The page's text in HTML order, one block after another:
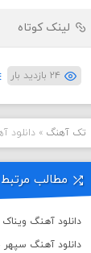
لینک کوتاه
۲۴ بازدید بار
تک آهنگ »دانلود
مطالب مرتبط
دانلود آهنگ ویناک
دانلود آهنگ